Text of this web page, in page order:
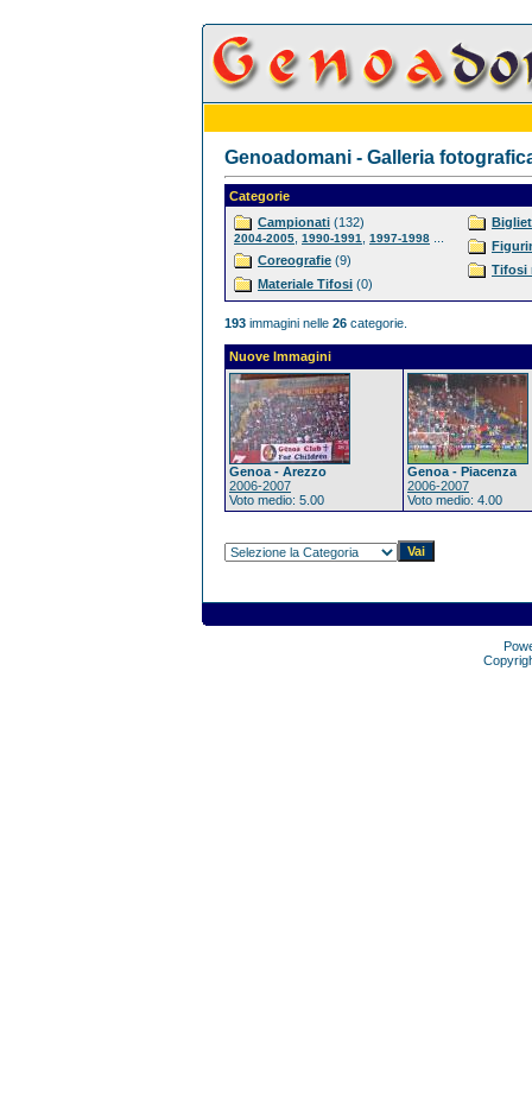
Genoadomani - Galleria
Categorie
Campionati (132)
2004-2005 1990-1991 1997-1998
Coreografie (9)
Materiale Tifosi (0)
Tifosi
193 immagini nelle 26 categorie.
Nuove Immagini
Genoa - Arezzo
2006-2007
Voto medio: 5.00
Genoa - Piacenza
2006-2007
Voto medio: 4.00